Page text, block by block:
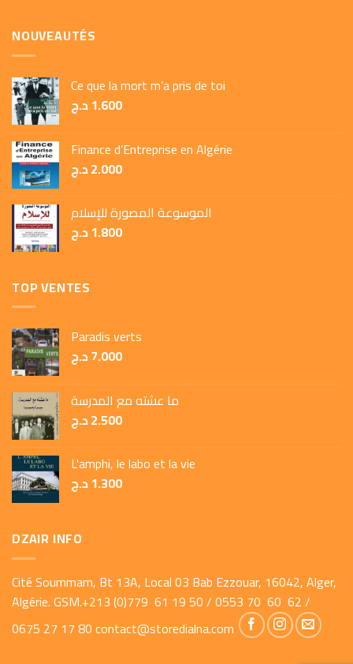
NOUVEAUTÉS
Ce que la mort m’a pris de toi
1.600د.ج
Finance d’Entreprise en Algérie
2.000د.ج
الموسوعة المصورة للإسلام
1.800د.ج
TOP VENTES
Paradis verts
7.000د.ج
ما عشته مع المدرسة
2.500د.ج
L'amphi, le labo et la vie
1.300د.ج
DZAIR INFO
Cité Soummam, Bt 13A, Local 03 Bab Ezzouar, 16042, Alger,
Algérie. GSM.+213 (0)779 61 19 50 / 0553 70 60 62 /
0675 27 17 80contact@storedialna.com